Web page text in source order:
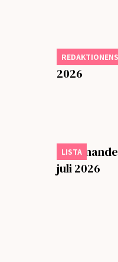
2026
LISTA
juli 2026